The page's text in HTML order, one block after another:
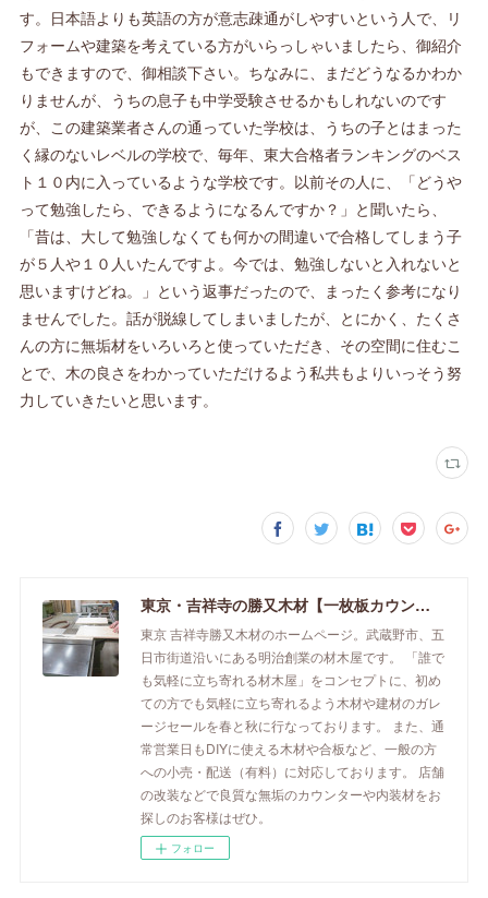
す。日本語よりも英語の方が意志疎通がしやすいという人で、リ
フォームや建築を考えている方がいらっしゃいましたら、御紹介
もできますので、御相談下さい。ちなみに、まだどうなるかわか
りませんが、うちの息子も中学受験させるかもしれないのです
が、この建築業者さんの通っていた学校は、うちの子とはまった
く縁のないレベルの学校で、毎年、東大合格者ランキングのベス
ト１０内に入っているような学校です。以前その人に、「どうや
って勉強したら、できるようになるんですか？」と聞いたら、
「昔は、大して勉強しなくても何かの間違いで合格してしまう子
が５人や１０人いたんですよ。今では、勉強しないと入れないと
思いますけどね。」という返事だったので、まったく参考になり
ませんでした。話が脱線してしまいましたが、とにかく、たくさ
んの方に無垢材をいろいろと使っていただき、その空間に住むこ
とで、木の良さをわかっていただけるよう私共もよりいっそう努
力していきたいと思います。
東京・吉祥寺の勝又木材【一枚板カウンター】
東京 吉祥寺勝又木材のホームページ。武蔵野市、五
日市街道沿いにある明治創業の材木屋です。 「誰で
も気軽に立ち寄れる材木屋」をコンセプトに、初め
ての方でも気軽に立ち寄れるよう木材や建材のガレ
ージセールを春と秋に行なっております。 また、通
常営業日もDIYに使える木材や合板など、一般の方
への小売・配送（有料）に対応しております。 店舗
の改装などで良質な無垢のカウンターや内装材をお
探しのお客様はぜひ。
フォロー